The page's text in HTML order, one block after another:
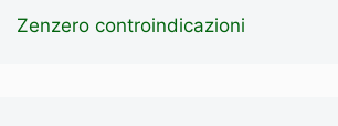
Zenzero controindicazioni